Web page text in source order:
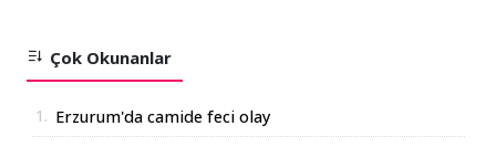
Çok Okunanlar
1. Erzurum'da camide feci olay